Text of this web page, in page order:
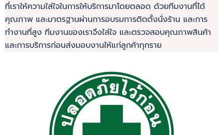
ที่เราให้ความใส่ใจในการให้บริการมาโดยตลอด ด้วยทีมงานที่ได้
คุณภาพ และมาตรฐานผ่านการอบรมการติดตั้งนั่งร้าน และการ
ทำงานที่สูง ทีมงานของเราจึงใส่ใจ และตรวจสอบคุณภาพสินค้า
และการบริการก่อนส่งมอบงานให้แก่ลูกค้าทุกราย